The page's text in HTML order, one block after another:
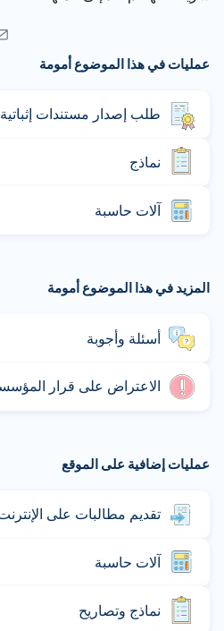
عمليات في هذا الموضوع أمومة
طلب إصدار مستندات إثباتية
نماذج
آلات حاسبة
المزيد في هذا الموضوع أمومة
أسئلة وأجوبة
الاعتراض على قرار المؤسسة
عمليات إضافية على الموقع
تقديم مطالبات على الإنترنت
آلات حاسبة
نماذج وتصاريح